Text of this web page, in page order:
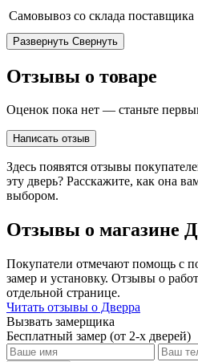
Самовывоз со склада поставщика
Развернуть Свернуть
Отзывы о товаре
Оценок пока нет — станьте
Написать отзыв
Здесь появятся отзывы
эту дверь? Расскажите, как она
выбором.
Отзывы о магазине
Покупатели отмечают помощь с
замер и установку. Отзывы о
отдельной странице.
Читать отзывы о Дверра
Вызвать замерщика
Бесплатный замер (от 2-х дверей)